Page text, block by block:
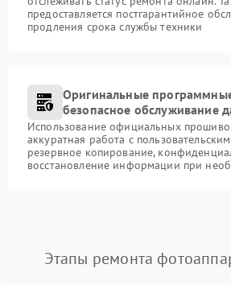
предоставляется постгарантийное
продления срока службы техники
Оригинальные
безопасное обслуживание
Использование официальных
аккуратная работа с
резервное копирование,
восстановление информации при
Этапы ремонта